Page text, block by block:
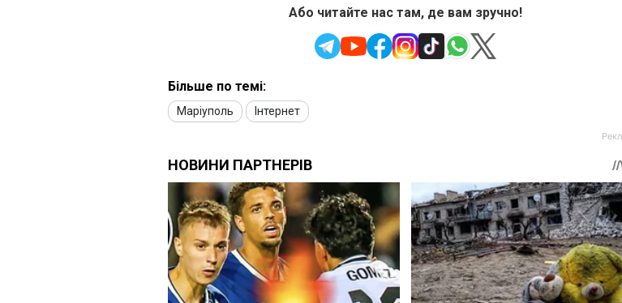
Або читайте нас там, де вам зручно!
Більше по темі:
Маріуполь Інтернет